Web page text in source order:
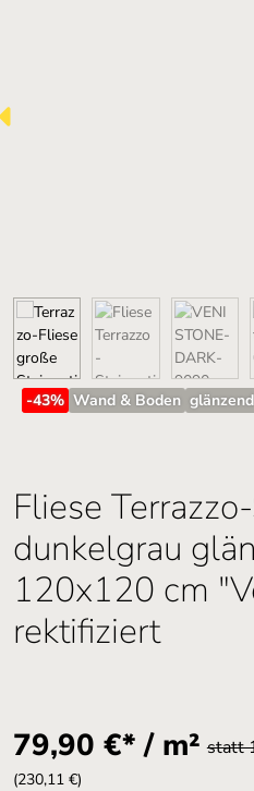
-43% Wand & Boden glänzend
Fliese
dunkelgrau
120x120 cm
rektifiziert
79,90 €* / m² statt
(230,11 €)